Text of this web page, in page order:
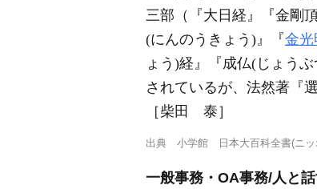
三部（『大日経』『金剛
(にんのうきょう)』『金光
ょう)経』『成仏(じょう
されているが、法然著『
［柴田 泰］
出典 小学館 日本大百科全書(ニッ
一般事務・OA事務/人と